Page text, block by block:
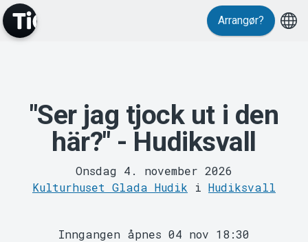
Arrangør?
"Ser jag tjock ut i den
här?" - Hudiksvall
Onsdag 4. november 2026
Kulturhuset Glada Hudik i Hudiksvall
Inngangen åpnes 04 nov 18:30